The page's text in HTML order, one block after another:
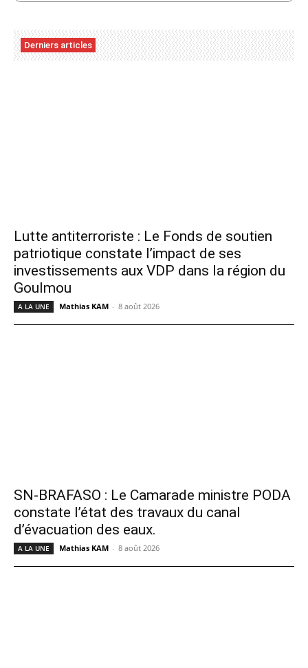
Derniers articles
Lutte antiterroriste : Le Fonds de soutien
patriotique constate l’impact de ses
investissements aux VDP dans la région du
Goulmou
A LA UNE Mathias KAM - 8 août 2026
SN-BRAFASO : Le Camarade ministre PODA
constate l’état des travaux du canal
d’évacuation des eaux.
A LA UNE Mathias KAM - 8 août 2026